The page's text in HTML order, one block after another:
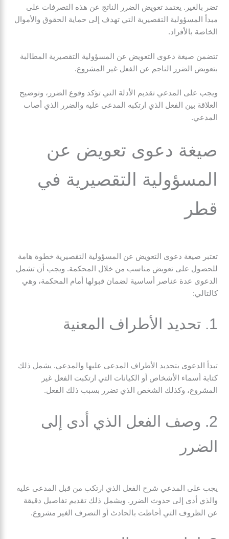
تضر بالغير. يعتمد تعويض الضرر الناتج عن هذه التصرفات على
مبدأ المسؤولية التقصيرية التي تهدف إلى حماية الحقوق والأموال
الخاصة بالأفراد.
تتضمن صيغة دعوى التعويض عن المسؤولية التقصيرية المطالبة
بتعويض الضرر الناجم عن الفعل غير المشروع.
ويجب على المدعي تقديم الأدلة التي تؤكد وقوع الضرر، وتوضيح
العلاقة بين الفعل الذي ارتكبه المدعى عليه والضرر الذي أصاب
المدعي.
صيغة دعوى تعويض عن
المسؤولية التقصيرية في
قطر
تعتبر صيغة دعوى التعويض عن المسؤولية التقصيرية خطوة هامة
للحصول على تعويض مناسب من خلال المحكمة. ويجب أن تشمل
الدعوى عدة عناصر أساسية لضمان قبولها أمام المحكمة، وهي
كالتالي:
1. تحديد الأطراف المعنية
تبدأ الدعوى بتحديد الأطراف المدعى عليها والمدعي. يشمل ذلك
كتابة أسماء الأشخاص أو الكيانات التي ارتكبت الفعل غير
المشروع، وكذلك الشخص الذي تضرر بسبب ذلك الفعل.
2. وصف الفعل الذي أدى إلى
الضرر
يجب على المدعي شرح الفعل الذي ارتكب من قبل المدعى عليه
والذي أدى إلى حدوث الضرر. ويشمل ذلك تقديم تفاصيل دقيقة
عن الظروف التي أحاطت بالحادث أو التصرف الغير مشروع.